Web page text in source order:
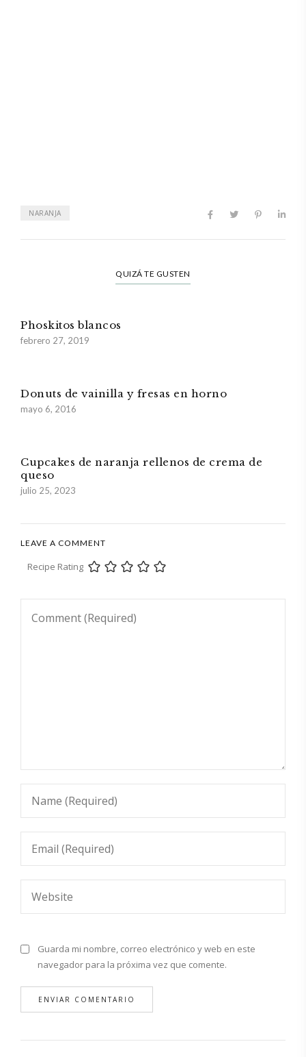
NARANJA
QUIZÁ TE GUSTEN
Phoskitos blancos
febrero 27, 2019
Donuts de vainilla y fresas en horno
mayo 6, 2016
Cupcakes de naranja rellenos de crema de
queso
julio 25, 2023
LEAVE A COMMENT
Recipe Rating
Guarda mi nombre, correo electrónico y web en este
navegador para la próxima vez que comente.